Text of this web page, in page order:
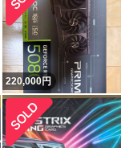
いいね！
220,000円